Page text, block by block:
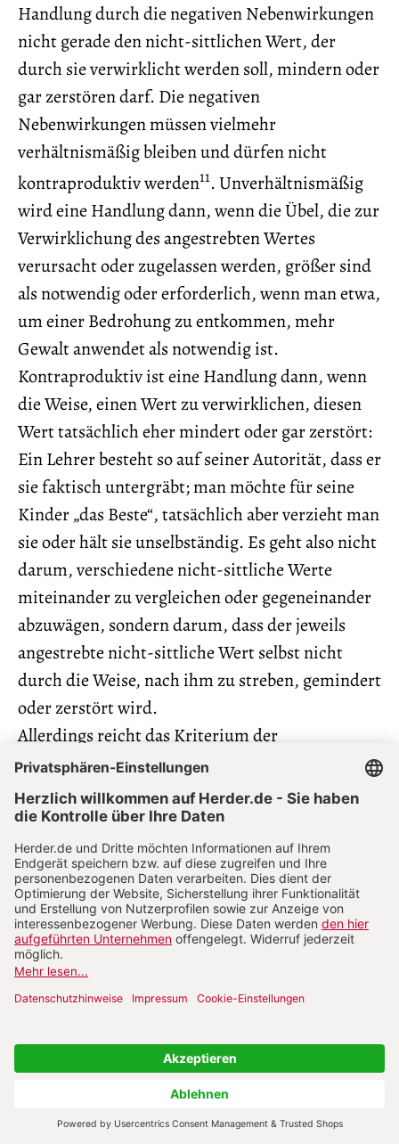
Handlung durch die negativen Nebenwirkungen
nicht gerade den nicht-sittlichen Wert, der
durch sie verwirklicht werden soll, mindern oder
gar zerstören darf. Die negativen
Nebenwirkungen müssen vielmehr
verhältnismäßig bleiben und dürfen nicht
kontraproduktiv werden11. Unverhältnismäßig
wird eine Handlung dann, wenn die Übel, die zur
Verwirklichung des angestrebten Wertes
verursacht oder zugelassen werden, größer sind
als notwendig oder erforderlich, wenn man etwa,
um einer Bedrohung zu entkommen, mehr
Gewalt anwendet als notwendig ist.
Kontraproduktiv ist eine Handlung dann, wenn
die Weise, einen Wert zu verwirklichen, diesen
Wert tatsächlich eher mindert oder gar zerstört:
Ein Lehrer besteht so auf seiner Autorität, dass er
sie faktisch untergräbt; man möchte für seine
Kinder „das Beste“, tatsächlich aber verzieht man
sie oder hält sie unselbständig. Es geht also nicht
darum, verschiedene nicht-sittliche Werte
miteinander zu vergleichen oder gegeneinander
abzuwägen, sondern darum, dass der jeweils
angestrebte nicht-sittliche Wert selbst nicht
durch die Weise, nach ihm zu streben, gemindert
oder zerstört wird.
Allerdings reicht das Kriterium der
Verhältnismäßigkeit oder Nicht-
Kontraproduktivität allein noch nicht aus.
Verhältnismäßigkeit und Nicht-
Kontraproduktivität müssen vielmehr auch in
universaler Perspektive gewahrt werden. Dazu
gehört zum einen die langfristige Perspektive. So
sollte man etwa nicht die kurzzeitigen
Unannehmlichkeiten einer
Vorsorgeuntersuchung vermeiden, wenn man
dadurch langfristig riskiert, schwer krank zu
werden. Um kurzfristig die Energieversorgung
auf einfache Weise zu sichern, riskiert man
lebensbedrohliche Langzeitprobleme für
kommende Generationen. Zum anderen aber ist